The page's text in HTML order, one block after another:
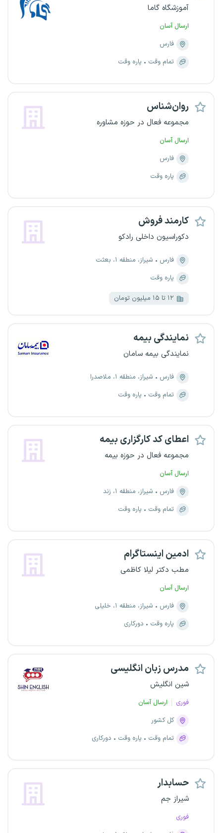
آموزشگاه گاما
ارسال آسان
فارس
تمام وقت
پاره وقت
روان‌شناس
مجموعه فعال در حوزه مشاوره
ارسال آسان
فارس
پاره وقت
کارمند فروش
دکوراسیون داخلی رادکو
فارس
شیراز، منطقه ۱، بعثت
پاره وقت
۱۲ تا ۱۵ میلیون تومان
نمایندگی بیمه
نمایندگی بیمه سامان
فارس
شیراز، منطقه ۱، ملاصدرا
تمام وقت
پاره وقت
اعطای کد کارگزاری بیمه
مجموعه فعال در حوزه بیمه
ارسال آسان
فارس
شیراز، منطقه ۱، زند
تمام وقت
پاره وقت
ادمین اینستاگرام
مطب دکتر لیلا کاظمی
ارسال آسان
فارس
شیراز، منطقه ۱، خلیلی
پاره وقت
دورکاری
مدرس زبان انگلیسی
شین انگلیش
فوری
ارسال آسان
کل کشور
تمام وقت
پاره وقت دورکاری
حسابدار
شیراز جم
فوری